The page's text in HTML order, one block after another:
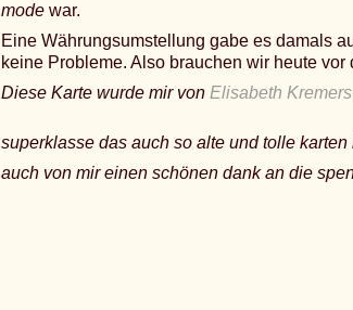
mode war.
Eine Währungsumstellung gabe es damals
keine Probleme. Also brauchen wir heute
Diese Karte wurde mir von Elisabeth Kremers
superklasse das auch so alte und tolle
auch von mir einen schönen dank an die